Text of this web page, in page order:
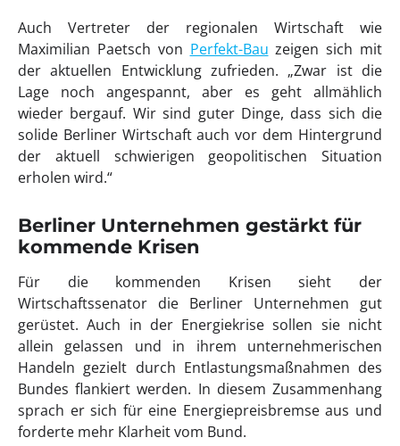
Auch Vertreter der regionalen Wirtschaft wie
Maximilian Paetsch von Perfekt-Bau zeigen sich mit
der aktuellen Entwicklung zufrieden. „Zwar ist die
Lage noch angespannt, aber es geht allmählich
wieder bergauf. Wir sind guter Dinge, dass sich die
solide Berliner Wirtschaft auch vor dem Hintergrund
der aktuell schwierigen geopolitischen Situation
erholen wird.“
Berliner Unternehmen gestärkt für
kommende Krisen
Für die kommenden Krisen sieht der
Wirtschaftssenator die Berliner Unternehmen gut
gerüstet. Auch in der Energiekrise sollen sie nicht
allein gelassen und in ihrem unternehmerischen
Handeln gezielt durch Entlastungsmaßnahmen des
Bundes flankiert werden. In diesem Zusammenhang
sprach er sich für eine Energiepreisbremse aus und
forderte mehr Klarheit vom Bund.